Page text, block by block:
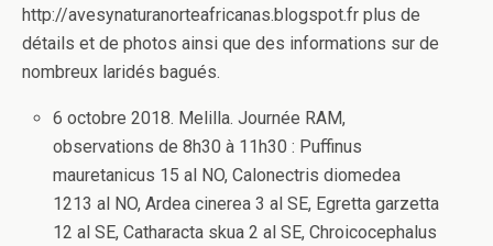
http://avesynaturanorteafricanas.blogspot.fr plus de
détails et de photos ainsi que des informations sur de
nombreux laridés bagués.
6 octobre 2018. Melilla. Journée RAM,
observations de 8h30 à 11h30 : Puffinus
mauretanicus 15 al NO, Calonectris diomedea
1213 al NO, Ardea cinerea 3 al SE, Egretta garzetta
12 al SE, Catharacta skua 2 al SE, Chroicocephalus